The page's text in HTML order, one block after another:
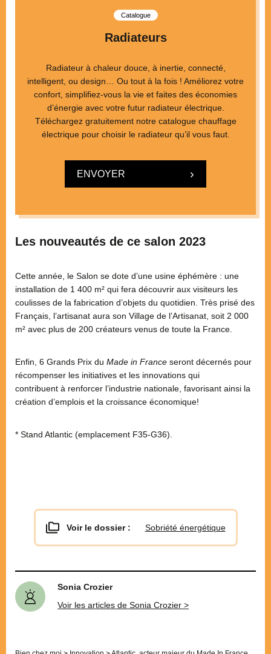
Catalogue
Radiateurs
Radiateur à chaleur douce, à inertie, connecté,
intelligent, ou design… Ou tout à la fois ! Améliorez votre
confort, simplifiez-vous la vie et faites des économies
d’énergie avec votre futur radiateur électrique.
Téléchargez gratuitement notre catalogue chauffage
électrique pour choisir le radiateur qu’il vous faut.
ENVOYER
Les nouveautés de ce salon 2023
Cette année, le Salon se dote d’une usine éphémère : une
installation de 1 400 m² qui fera découvrir aux visiteurs les
coulisses de la fabrication d’objets du quotidien. Très prisé des
Français, l’artisanat aura son Village de l’Artisanat, soit 2 000
m² avec plus de 200 créateurs venus de toute la France.
Enfin, 6 Grands Prix du Made in France seront décernés pour
récompenser les initiatives et les innovations qui
contribuent à renforcer l’industrie nationale, favorisant ainsi la
création d’emplois et la croissance économique!
* Stand Atlantic (emplacement F35-G36).
Voir le dossier : Sobriété énergétique
Sonia Crozier
Voir les articles de Sonia Crozier >